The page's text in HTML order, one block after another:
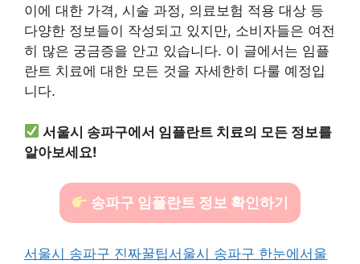
이에 대한 가격, 시술 과정, 의료보험 적용 대상 등
다양한 정보들이 작성되고 있지만, 소비자들은 여전
히 많은 궁금증을 안고 있습니다. 이 글에서는 임플
란트 치료에 대한 모든 것을 자세한히 다룰 예정입
니다.
서울시 송파구에서 임플란트 치료의 모든 정보를
알아보세요!
송파구 임플란트 정보 확인하기
서울시 송파구 진짜꿀팁서울시 송파구 한눈에서울